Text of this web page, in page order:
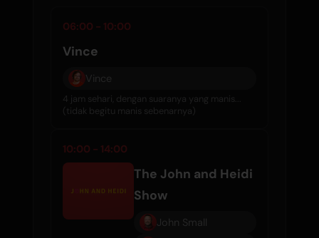
06:00 - 10:00
Vince
Vince
4 jam sehari, dengan suaranya yang manis...
(tidak begitu manis sebenarnya)
10:00 - 14:00
The John and Heidi
Show
John Small